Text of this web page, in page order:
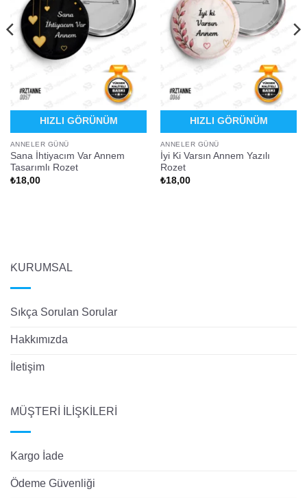
HIZLI GÖRÜNÜM
ANNELER GÜNÜ
Sana İhtiyacım Var Annem
Tasarımlı Rozet
₺18,00
HIZLI GÖRÜNÜM
ANNELER GÜNÜ
İyi Ki Varsın Annem Yazılı
Rozet
₺18,00
KURUMSAL
Sıkça Sorulan Sorular
Hakkımızda
İletişim
MÜŞTERİ İLİŞKİLERİ
Kargo İade
Ödeme Güvenliği